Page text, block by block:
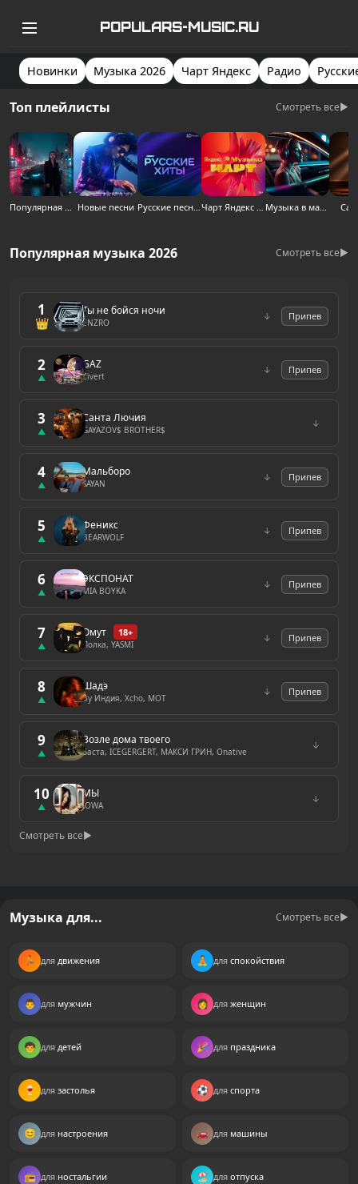
POPULARS-MUSIC.RU
Новинки Музыка 2026 Чарт Яндекс Радио
Топ плейлисты Смотреть все▶
Популярная музыка 2026 Новые песни Русские песни 2026 Чарт Яндекс Музыки 2026 Музыка в машину
Популярная музыка 2026 Смотреть все▶
1
👑
Ты не бойся ночи
ENZRO
↓ Припев
2
▲
GAZ
Zivert
↓ Припев
3
▲
Санта Лючия
GAYAZOV$ BROTHER$
↓
4
▲
Мальборо
SAYAN
↓ Припев
5
▲
Феникс
BEARWOLF
↓ Припев
6
▲
ЭКСПОНАТ
MIA BOYKA
↓ Припев
7
▲
Омут 18+
Полка, YASMI
↓ Припев
8
▲
Шадэ
By Индия, Xcho, MOT
↓ Припев
9
▲
Возле дома твоего
Баста, ICEGERGERT, МАКСИ ГРИН, Onative
↓
10
▲
МЫ
IOWA
↓
Смотреть все▶
Музыка для... Смотреть все▶
🏃 движения 🧘 спокойствия
👨 мужчин 👩 женщин
🧒 детей 🎉 праздника
🍷 застолья ⚽ спорта
😊 настроения 🚗 машины
📻 ностальгии 🏖️ отпуска